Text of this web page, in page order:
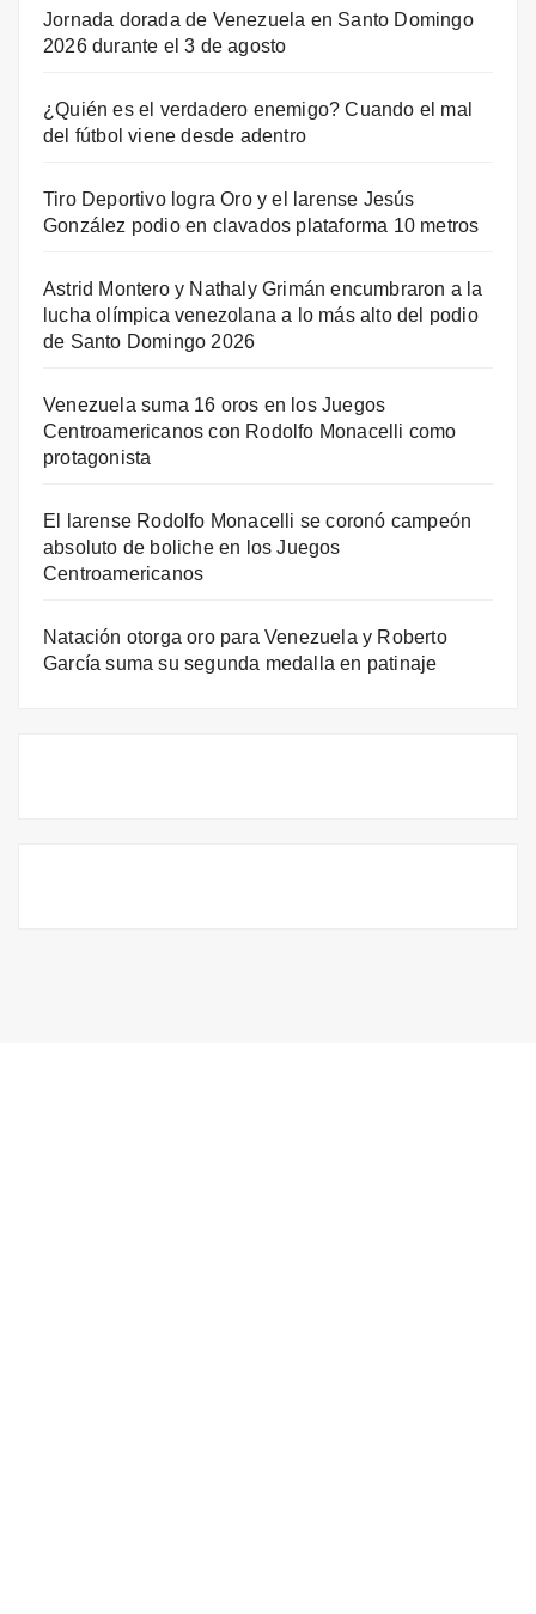
Jornada dorada de Venezuela en Santo Domingo
2026 durante el 3 de agosto
¿Quién es el verdadero enemigo? Cuando el mal
del fútbol viene desde adentro
Tiro Deportivo logra Oro y el larense Jesús
González podio en clavados plataforma 10 metros
Astrid Montero y Nathaly Grimán encumbraron a la
lucha olímpica venezolana a lo más alto del podio
de Santo Domingo 2026
Venezuela suma 16 oros en los Juegos
Centroamericanos con Rodolfo Monacelli como
protagonista
El larense Rodolfo Monacelli se coronó campeón
absoluto de boliche en los Juegos
Centroamericanos
Natación otorga oro para Venezuela y Roberto
García suma su segunda medalla en patinaje